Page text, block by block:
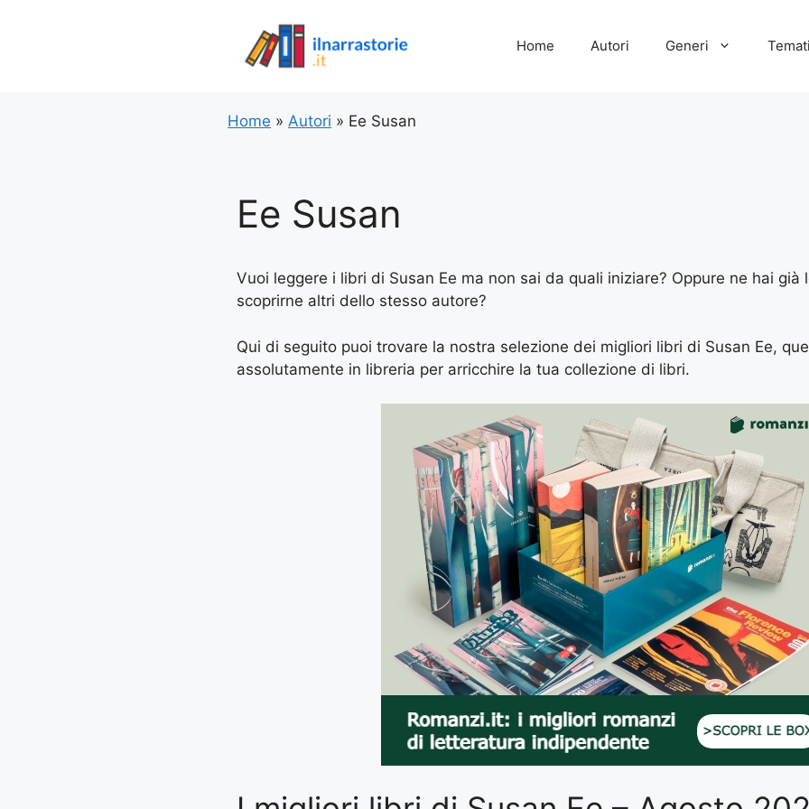
Home Autori Generi
Home » Autori » Ee Susan
Ee Susan
Vuoi leggere i libri di Susan Ee ma non sai da quali iniziare? Oppure ne hai già
scoprirne altri dello stesso autore?
Qui di seguito puoi trovare la nostra selezione dei migliori libri di Susan Ee,
assolutamente in libreria per arricchire la tua collezione di libri.